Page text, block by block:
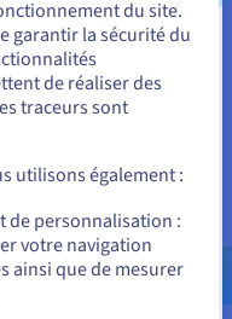
et les clients.
fournis par des
la création d’un
votre agence, vous
dans l'industrie
en États-
de votre pays (États-
USD - $
du site.
garantir la sécurité du
de réaliser des
traceurs sont
utilisons également :
de personnalisation :
votre navigation
ainsi que de mesurer